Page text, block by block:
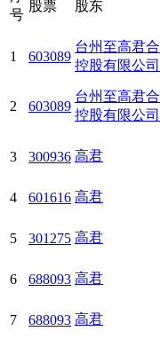
号
股票 股东
1 603089
台州至高君合
控股有限公司
2 603089
台州至高君合
控股有限公司
3 300936 高君
4 601616 高君
5 301275 高君
6 688093 高君
7 688093 高君